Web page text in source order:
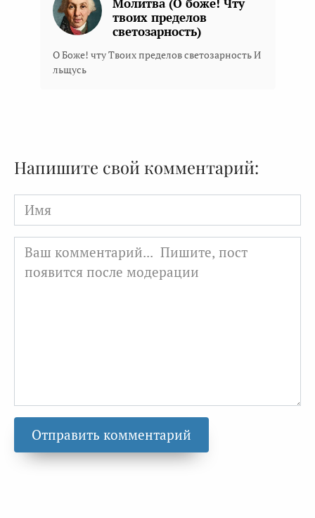
Молитва (О боже! Чту
твоих пределов
светозарность)
О Боже! чту Твоих пределов светозарность И
льщусь
Напишите свой комментарий:
Имя